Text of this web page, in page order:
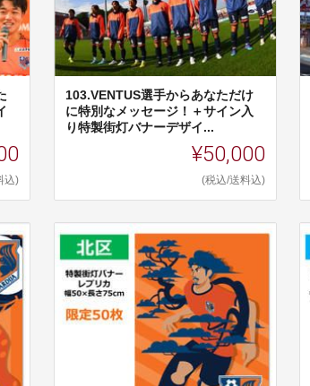
込)
103.VENTUS選手からあなただけ
に特別なメッセージ！＋サイン入
り特製街灯バナーデザイ...
¥50,000
(税込/送料込)